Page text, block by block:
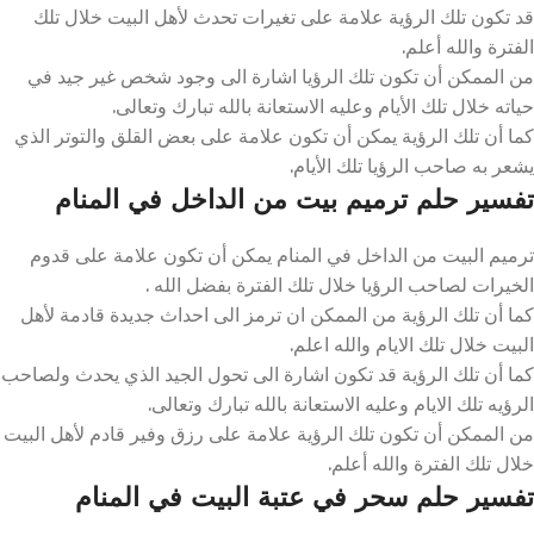
قد تكون تلك الرؤية علامة على تغيرات تحدث لأهل البيت خلال تلك
الفترة والله أعلم.
من الممكن أن تكون تلك الرؤيا اشارة الى وجود شخص غير جيد في
حياته خلال تلك الأيام وعليه الاستعانة بالله تبارك وتعالى.
كما أن تلك الرؤية يمكن أن تكون علامة على بعض القلق والتوتر الذي
يشعر به صاحب الرؤيا تلك الأيام.
تفسير حلم ترميم بيت من الداخل في المنام
ترميم البيت من الداخل في المنام يمكن أن تكون علامة على قدوم
الخيرات لصاحب الرؤيا خلال تلك الفترة بفضل الله .
كما أن تلك الرؤية من الممكن ان ترمز الى احداث جديدة قادمة لأهل
البيت خلال تلك الايام والله اعلم.
كما أن تلك الرؤية قد تكون اشارة الى تحول الجيد الذي يحدث ولصاحب
الرؤيه تلك الايام وعليه الاستعانة بالله تبارك وتعالى.
من الممكن أن تكون تلك الرؤية علامة على رزق وفير قادم لأهل البيت
خلال تلك الفترة والله أعلم.
تفسير حلم سحر في عتبة البيت في المنام